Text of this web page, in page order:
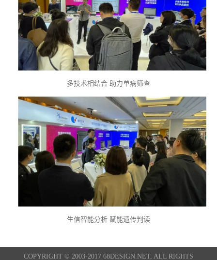
多技术相结合 助力单病筛查
生信智能分析 赋能遗传判读
COPYRIGHT © 2003-2017 68DESIGN.NET, ALL RIGHTS